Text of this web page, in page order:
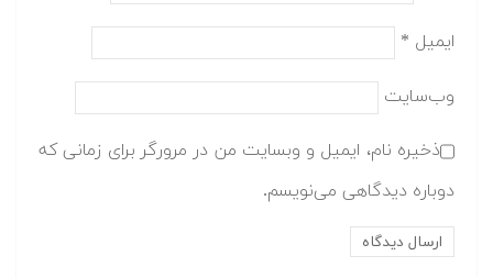
ایمیل *
وب‌سایت
ذخیره نام، ایمیل و وبسایت من در مرورگر برای زمانی که
دوباره دیدگاهی می‌نویسم.